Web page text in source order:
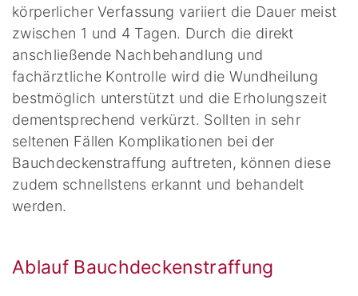
körperlicher Verfassung variiert die Dauer meist
zwischen 1 und 4 Tagen. Durch die direkt
anschließende Nachbehandlung und
fachärztliche Kontrolle wird die Wundheilung
bestmöglich unterstützt und die Erholungszeit
dementsprechend verkürzt. Sollten in sehr
seltenen Fällen Komplikationen bei der
Bauchdeckenstraffung auftreten, können diese
zudem schnellstens erkannt und behandelt
werden.
Ablauf Bauchdeckenstraffung